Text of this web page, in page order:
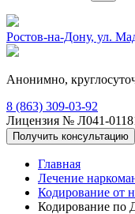
Ростов-на-Дону, ул.
Анонимно,
8 (863) 309-03-92
Лицензия № Л041-
Получить консультацию
Главная
Лечение
Кодирование от
Кодирование по